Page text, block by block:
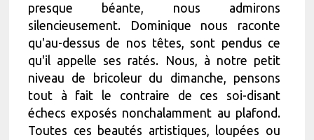
presque béante, nous admirons
silencieusement. Dominique nous raconte
qu'au-dessus de nos têtes, sont pendus ce
qu'il appelle ses ratés. Nous, à notre petit
niveau de bricoleur du dimanche, pensons
tout à fait le contraire de ces soi-disant
échecs exposés nonchalamment au plafond.
Toutes ces beautés artistiques, loupées ou